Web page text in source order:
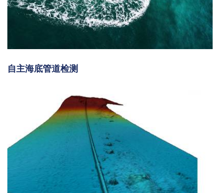
自主海底管道检测